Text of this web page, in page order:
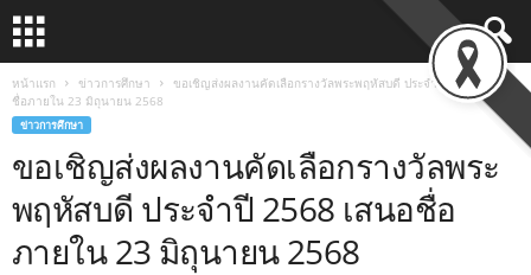
หน้าแรก ข่าวการศึกษา
ขอเชิญส่งผลงานคัดเลือกรางวัลพระพฤหัสบดี ประจำปี 2568 เสนอ
ชื่อภายใน 23 มิถุนายน 2568
ข่าวการศึกษา
ขอเชิญส่งผลงานคัดเลือกรางวัลพระ
พฤหัสบดี ประจำปี 2568 เสนอชื่อ
ภายใน 23 มิถุนายน 2568